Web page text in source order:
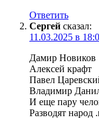
Ответить
Сергей сказал:
11.03.2025 в
Дамир Новиков
Алексей крафт
Павел
Владимир
И еще пару
Разводят народ